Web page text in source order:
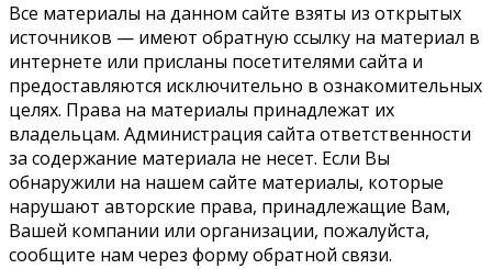
Все материалы на данном сайте взяты из открытых
источников — имеют обратную ссылку на материал в
интернете или присланы посетителями сайта и
предоставляются исключительно в ознакомительных
целях. Права на материалы принадлежат их
владельцам. Администрация сайта ответственности
за содержание материала не несет. Если Вы
обнаружили на нашем сайте материалы, которые
нарушают авторские права, принадлежащие Вам,
Вашей компании или организации, пожалуйста,
сообщите нам через форму обратной связи.